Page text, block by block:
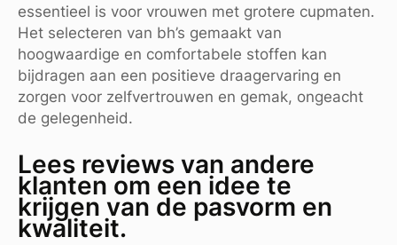
essentieel is voor vrouwen met grotere cupmaten.
Het selecteren van bh’s gemaakt van
hoogwaardige en comfortabele stoffen kan
bijdragen aan een positieve draagervaring en
zorgen voor zelfvertrouwen en gemak, ongeacht
de gelegenheid.
Lees reviews van andere
klanten om een idee te
krijgen van de pasvorm en
kwaliteit.